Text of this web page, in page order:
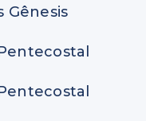
Gênesis